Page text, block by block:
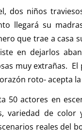
dos niños
llegará su
que trae a casa
en dejarlos
muy extrañas.
roto- acepta
50 actores en
variedad de
reales del